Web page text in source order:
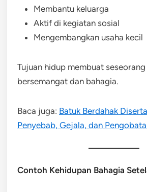
Membantu keluarga
Aktif di kegiatan sosial
Mengembangkan usaha kecil
Tujuan hidup membuat
bersemangat dan bahagia.
Baca juga: Batuk Berdahak
Penyebab, Gejala, dan
Contoh Kehidupan Bahagia